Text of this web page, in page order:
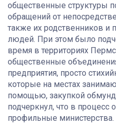
общественные структуры
обращений от
также их родственников и
людей. При этом было
время в территориях
общественные
предприятия, просто
которые на местах
помощью, закупкой
подчеркнул, что в процесс
профильные министерства.